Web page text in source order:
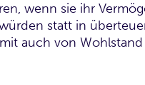
wenn sie ihr
statt in
auch von